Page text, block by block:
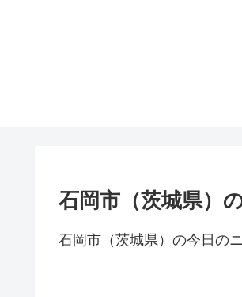
石岡市（茨城県）
石岡市（茨城県）の今日の